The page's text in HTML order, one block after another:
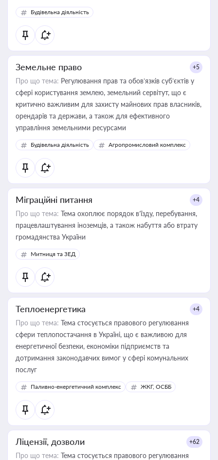
Будівельна діяльність
Земельне право +5
Про що тема: Регулювання прав та обов’язків суб’єктів у
сфері користування землею, земельний сервітут, що є
критично важливим для захисту майнових прав власників,
орендарів та держави, а також для ефективного
управління земельними ресурсами
Будівельна діяльність Агропромисловий комплекс
Міграційні питання +4
Про що тема: Тема охоплює порядок в’їзду, перебування,
працевлаштування іноземців, а також набуття або втрату
громадянства України
Митниця та ЗЕД
Теплоенергетика +4
Про що тема: Тема стосується правового регулювання
сфери теплопостачання в Україні, що є важливою для
енергетичної безпеки, економіки підприємств та
дотримання законодавчих вимог у сфері комунальних
послуг
Паливно-енергетичний комплекс ЖКГ, ОСББ
Ліцензії, дозволи +62
Про що тема: Тема стосується правового регулювання